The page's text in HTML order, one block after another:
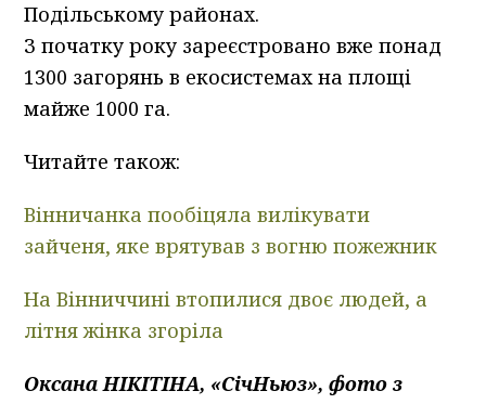
Подільському районах.
З початку року зареєстровано вже понад
1300 загорянь в екосистемах на площі
майже 1000 га.
Читайте також:
Вінничанка пообіцяла вилікувати
зайченя, яке врятував з вогню пожежник
На Вінниччині втопилися двоє людей, а
літня жінка згоріла
Оксана НІКІТІНА, «СічНьюз», фото з